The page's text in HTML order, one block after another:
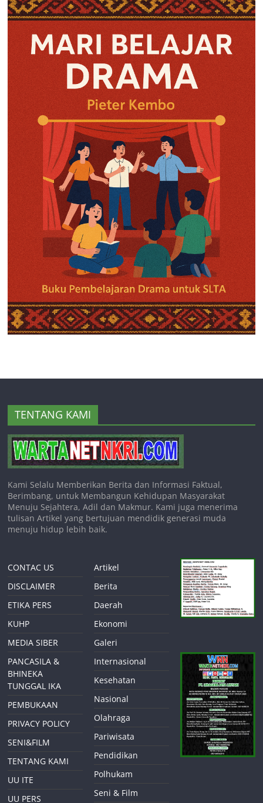
TENTANG KAMI
Kami Selalu Memberikan Berita dan Informasi Faktual,
Berimbang, untuk Membangun Kehidupan Masyarakat
Menuju Sejahtera, Adil dan Makmur. Kami juga menerima
tulisan Artikel yang bertujuan mendidik generasi muda
menuju hidup lebih baik.
CONTAC US
DISCLAIMER
ETIKA PERS
KUHP
MEDIA SIBER
PANCASILA &
BHINEKA
TUNGGAL IKA
PEMBUKAAN
PRIVACY POLICY
SENI&FILM
TENTANG KAMI
UU ITE
UU PERS
Artikel
Berita
Daerah
Ekonomi
Galeri
Internasional
Kesehatan
Nasional
Olahraga
Pariwisata
Pendidikan
Polhukam
Seni & Film